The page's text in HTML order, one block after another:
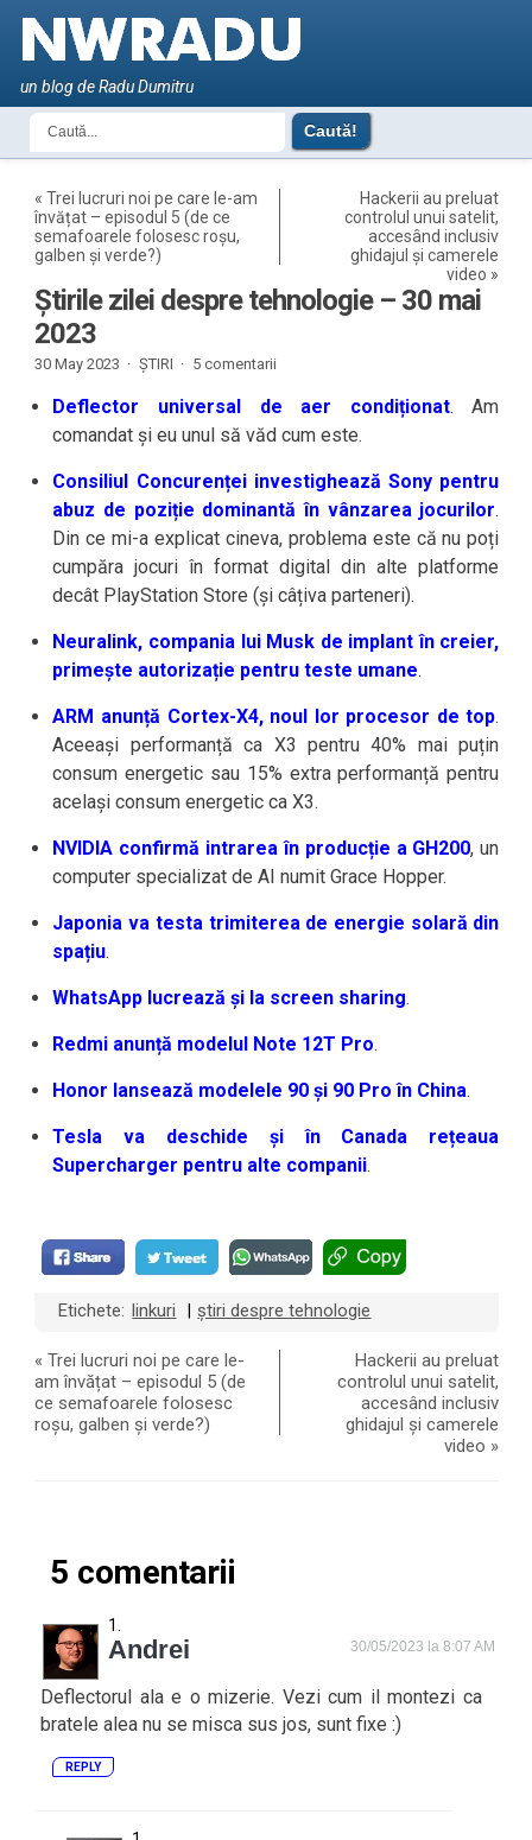
un blog de Radu Dumitru
«Trei lucruri noi pe care le-am
învățat – episodul 5 (de ce
semafoarele folosesc roșu,
galben și verde?)
Hackerii au preluat
controlul unui satelit,
accesând inclusiv
ghidajul și camerele
video »
Știrile zilei despre tehnologie – 30 mai
2023
30 May 2023 · ȘTIRI · 5 comentarii
Deflector universal de aer condiționat. Am
comandat și eu unul să văd cum este.
Consiliul Concurenței investighează Sony pentru
abuz de poziție dominantă în vânzarea jocurilor.
Din ce mi-a explicat cineva, problema este că nu poți
cumpăra jocuri în format digital din alte platforme
decât PlayStation Store (și câțiva parteneri).
Neuralink, compania lui Musk de implant în creier,
primește autorizație pentru teste umane.
ARM anunță Cortex-X4, noul lor procesor de top.
Aceeași performanță ca X3 pentru 40% mai puțin
consum energetic sau 15% extra performanță pentru
același consum energetic ca X3.
NVIDIA confirmă intrarea în producție a GH200, un
computer specializat de AI numit Grace Hopper.
Japonia va testa trimiterea de energie solară din
spațiu.
WhatsApp lucrează și la screen sharing.
Redmi anunță modelul Note 12T Pro.
Honor lansează modelele 90 și 90 Pro în China.
Tesla va deschide și în Canada rețeaua
Supercharger pentru alte companii.
Etichete: linkuri știri despre tehnologie
«Trei lucruri noi pe care le-
am învățat – episodul 5 (de
ce semafoarele folosesc
roșu, galben și verde?)
Hackerii au preluat
controlul unui satelit,
accesând inclusiv
ghidajul și camerele
video »
5 comentarii
Andrei 30/05/2023 la 8:07 AM
Deflectorul ala e o mizerie. Vezi cum il montezi ca
bratele alea nu se misca sus jos, sunt fixe :)
REPLY